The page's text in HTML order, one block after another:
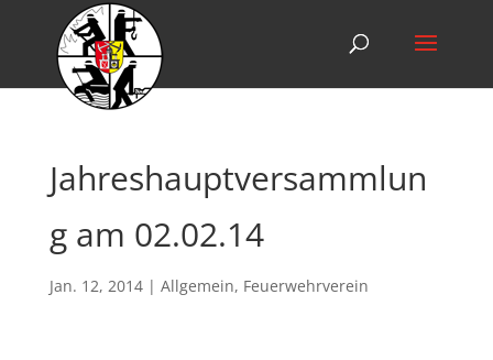
Jahreshauptversammlun
g am 02.02.14
Jan. 12, 2014| Allgemein, Feuerwehrverein